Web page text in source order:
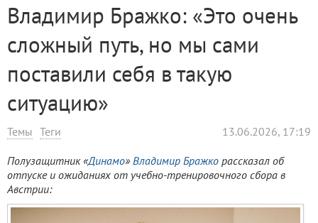
Владимир Бражко: «Это очень
сложный путь, но мы сами
поставили себя в такую
ситуацию»
Темы Теги 13.06.2026, 17:19
Полузащитник «Динамо» Владимир Бражко рассказал об
отпуске и ожиданиях от учебно-тренировочного сбора в
Австрии: